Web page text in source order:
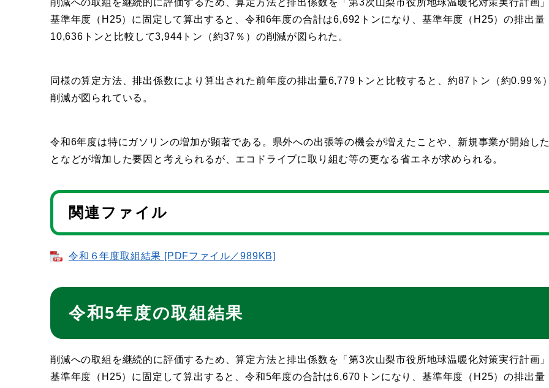
削減への取組を継続的に評価するため、算定方法と排出係数を「第3次山梨市役所地球温暖化対策実行計画
基準年度（H25）に固定して算出すると、令和6年度の合計は6,692トンになり、基準年度（H25）の排出量
10,636トンと比較して3,944トン（約37％）の削減が図られた。
同様の算定方法、排出係数により算出された前年度の排出量6,779トンと比較すると、約87トン（約0.99％
削減が図られている。
令和6年度は特にガソリンの増加が顕著である。県外への出張等の機会が増えたことや、新規事業が開始し
となどが増加した要因と考えられるが、エコドライブに取り組む等の更なる省エネが求められる。
関連ファイル
令和６年度取組結果 [PDFファイル／989KB]
令和5年度の取組結果
削減への取組を継続的に評価するため、算定方法と排出係数を「第3次山梨市役所地球温暖化対策実行計画
基準年度（H25）に固定して算出すると、令和5年度の合計は6,670トンになり、基準年度（H25）の排出量